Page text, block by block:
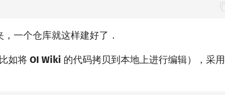
，一个仓库就这样建好了．
如将 OI Wiki 的代码拷贝到本地上进行编辑），采用